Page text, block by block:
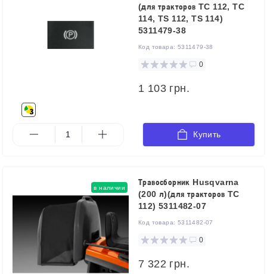
(для тракторов TC 112, TC
114, TS 112, TS 114)
5311479-38
Код товара: 5311479-38
0
1 103 грн.
Купить
в наличии
Травосборник Husqvarna
(200 л)(для тракторов TC
112) 5311482-07
Код товара: 5311482-07
0
7 322 грн.